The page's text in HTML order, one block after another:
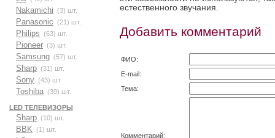
Nakamichi (3) шт.
Panasonic (21) шт.
Philips (63) шт.
Pioneer (3) шт.
Samsung (57) шт.
Sharp (31) шт.
Sony (43) шт.
Toshiba (39) шт.
LED ТЕЛЕВИЗОРЫ
Sharp (10) шт.
BBK (1) шт.
естественного звучания.
Добавить комментарий
ФИО:
E-mail:
Тема:
Комментарий: